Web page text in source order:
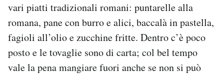
vari piatti tradizionali romani: puntarelle alla
romana, pane con burro e alici, baccalà in pastella,
fagioli all’olio e zucchine fritte. Dentro c’è poco
posto e le tovaglie sono di carta; col bel tempo
vale la pena mangiare fuori anche se non si può